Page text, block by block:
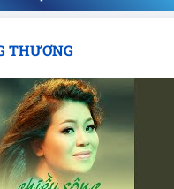
THƯƠNG